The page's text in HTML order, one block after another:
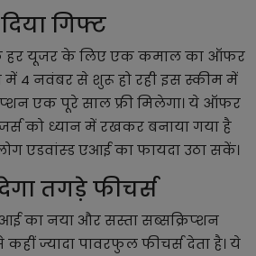
गिफ्ट
यूजर के लिए एक कमाल का ऑफर
में 4 नवंबर से शुरू हो रही इस स्कीम में
एक पूरे साल फ्री मिलेगा। ये ऑफर
को ध्यान में रखकर बनाया गया है
एडवांस्ड एआई का फायदा उठा सकें।
तगड़े फीचर्स
का नया और सस्ता सब्सक्रिप्शन
कहीं ज्यादा पावरफुल फीचर्स देता है। ये